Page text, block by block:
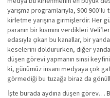
yarışma programlarıyla, 900
kirletme yarışına girmişlerdir. Her
paranın bir kısmını verdikleri
edasıyla çıkan bu kanallar, bir
keselerini doldururken, diğer
düşen görevi yapmanın sinsi
ki, günümüz insanı medyaya çok
görmediği bu tuzağa biraz da
İşte burada aydına düşen görev…